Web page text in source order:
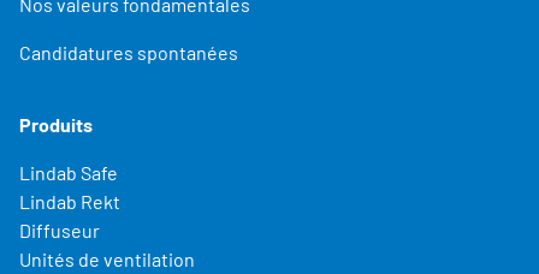
Candidatures spontanées
Produits
Lindab Safe
Lindab Rekt
Diffuseur
Unités de ventilation